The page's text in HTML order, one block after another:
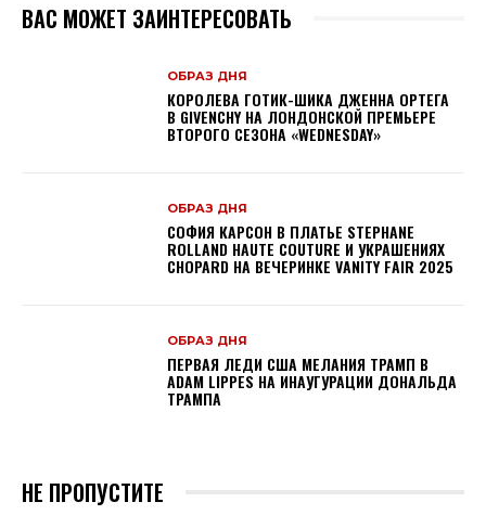
ВАС МОЖЕТ ЗАИНТЕРЕСОВАТЬ
ОБРАЗ ДНЯ
КОРОЛЕВА ГОТИК-ШИКА ДЖЕННА ОРТЕГА
В GIVENCHY НА ЛОНДОНСКОЙ ПРЕМЬЕРЕ
ВТОРОГО СЕЗОНА «WEDNESDAY»
ОБРАЗ ДНЯ
СОФИЯ КАРСОН В ПЛАТЬЕ STEPHANE
ROLLAND HAUTE COUTURE И УКРАШЕНИЯХ
CHOPARD НА ВЕЧЕРИНКЕ VANITY FAIR 2025
ОБРАЗ ДНЯ
ПЕРВАЯ ЛЕДИ США МЕЛАНИЯ ТРАМП В
ADAM LIPPES НА ИНАУГУРАЦИИ ДОНАЛЬДА
ТРАМПА
НЕ ПРОПУСТИТЕ